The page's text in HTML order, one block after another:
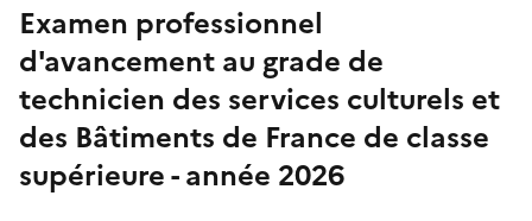
Examen professionnel
d'avancement au grade de
technicien des services culturels et
des Bâtiments de France de classe
supérieure - année 2026